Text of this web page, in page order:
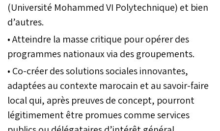
(Université Mohammed VI Polytechnique) et bien
d’autres.
• Atteindre la masse critique pour opérer des
programmes nationaux via des groupements.
• Co-créer des solutions sociales innovantes,
adaptées au contexte marocain et au savoir-faire
local qui, après preuves de concept, pourront
légitimement être promues comme services